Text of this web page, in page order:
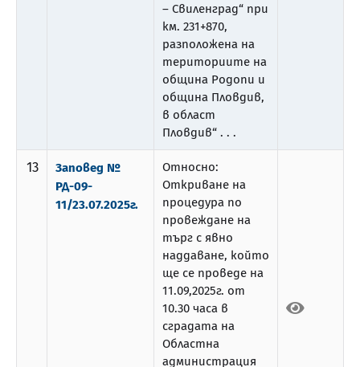
– Свиленград“ при
км. 231+870,
разположена на
териториите на
община Родопи и
община Пловдив,
в област
Пловдив“ . . .
13
Заповед №
РД-09-
11/23.07.2025г.
Относно:
Откриване на
процедура по
провеждане на
търг с явно
наддаване, който
ще се проведе на
11.09,2025г. от
10.30 часа в
сградата на
Областна
администрация